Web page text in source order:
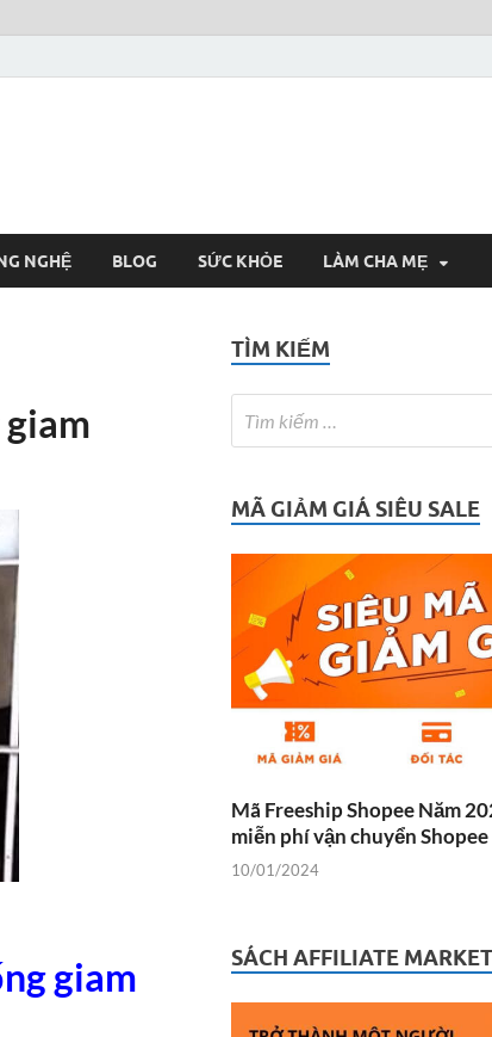
NGHỆ BLOG SỨC KHỎE LÀM CHA MẸ
giam
TÌM KIẾM
MÃ GIẢM GIÁ SIÊU SALE
Mã Freeship Shopee Năm
miễn phí vận chuyển
10/01/2024
SÁCH AFFILIATE